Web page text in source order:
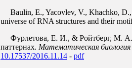
Baulin, E., Yacovlev, V., Khachko,
universe of RNA structures and their
Фурлетова, Е. И., & Ройтберг, М.
паттернах. Математическая
10.17537/2016.11.14 - pdf